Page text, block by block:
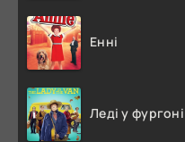
Енні
Леді у фургоні